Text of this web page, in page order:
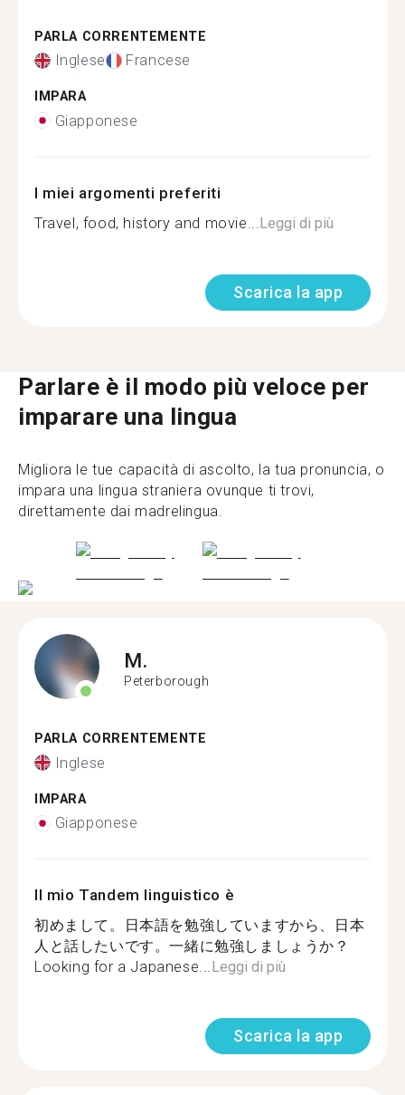
PARLA CORRENTEMENTE
Inglese Francese
IMPARA
Giapponese
I miei argomenti preferiti
Travel, food, history and movie... Leggi di più
Scarica la app
Parlare è il modo più veloce per
imparare una lingua
Migliora le tue capacità di ascolto, la tua pronuncia, o
impara una lingua straniera ovunque ti trovi,
direttamente dai madrelingua.
M.
Peterborough
PARLA CORRENTEMENTE
Inglese
IMPARA
Giapponese
Il mio Tandem linguistico è
初めまして。日本語を勉強していますから、日本
人と話したいです。一緒に勉強しましょうか？
Looking for a Japanese...Leggi di più
Scarica la app